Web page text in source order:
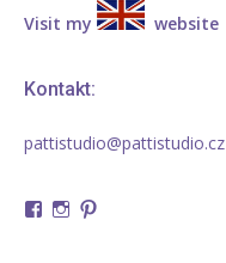
Visit my website
Kontakt:
pattistudio@pattistudio.cz
ZobrazitZobrazit